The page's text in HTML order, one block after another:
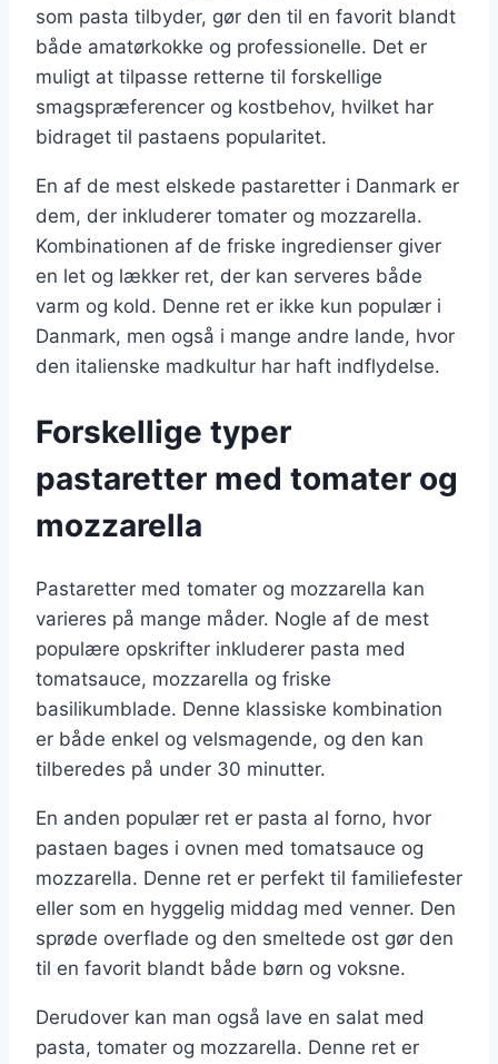
som pasta tilbyder, gør den til en favorit blandt
både amatørkokke og professionelle. Det er
muligt at tilpasse retterne til forskellige
smagspræferencer og kostbehov, hvilket har
bidraget til pastaens popularitet.
En af de mest elskede pastaretter i Danmark er
dem, der inkluderer tomater og mozzarella.
Kombinationen af de friske ingredienser giver
en let og lækker ret, der kan serveres både
varm og kold. Denne ret er ikke kun populær i
Danmark, men også i mange andre lande, hvor
den italienske madkultur har haft indflydelse.
Forskellige typer
pastaretter med tomater og
mozzarella
Pastaretter med tomater og mozzarella kan
varieres på mange måder. Nogle af de mest
populære opskrifter inkluderer pasta med
tomatsauce, mozzarella og friske
basilikumblade. Denne klassiske kombination
er både enkel og velsmagende, og den kan
tilberedes på under 30 minutter.
En anden populær ret er pasta al forno, hvor
pastaen bages i ovnen med tomatsauce og
mozzarella. Denne ret er perfekt til familiefester
eller som en hyggelig middag med venner. Den
sprøde overflade og den smeltede ost gør den
til en favorit blandt både børn og voksne.
Derudover kan man også lave en salat med
pasta, tomater og mozzarella. Denne ret er